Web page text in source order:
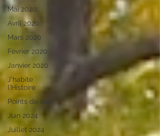
Mai 2020
Avril 2020
Mars 2020
Février 2020
Janvier 2020
J'habite
l'Histoire
Points de vue
Juin 2024
Juillet 2024